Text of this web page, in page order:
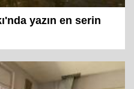
yazın en serin